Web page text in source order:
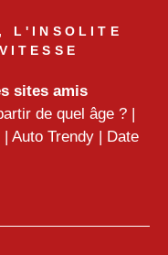
L'INSOLITE
sites amis
de quel âge ? |
| Auto Trendy | Date